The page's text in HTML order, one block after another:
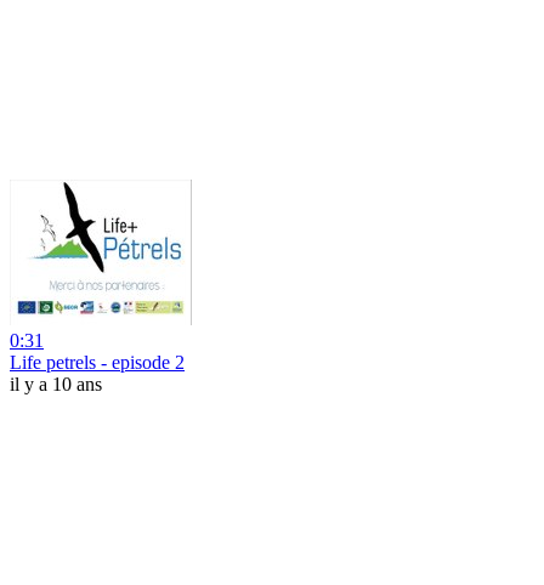
0:31
Life petrels - episode 2
il y a 10 ans